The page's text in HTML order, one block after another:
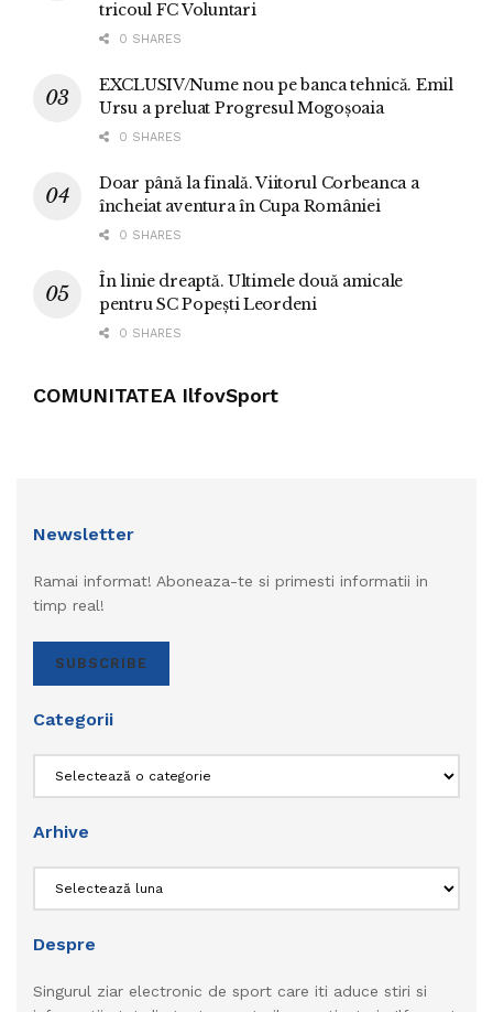
tricoul FC Voluntari
0 SHARES
EXCLUSIV/Nume nou pe banca tehnică. Emil
Ursu a preluat Progresul Mogoșoaia
0 SHARES
Doar până la finală. Viitorul Corbeanca a
încheiat aventura în Cupa României
0 SHARES
În linie dreaptă. Ultimele două amicale
pentru SC Popești Leordeni
0 SHARES
COMUNITATEA IlfovSport
Newsletter
Ramai informat! Aboneaza-te si primesti informatii in
timp real!
SUBSCRIBE
Categorii
Arhive
Despre
Singurul ziar electronic de sport care iti aduce stiri si